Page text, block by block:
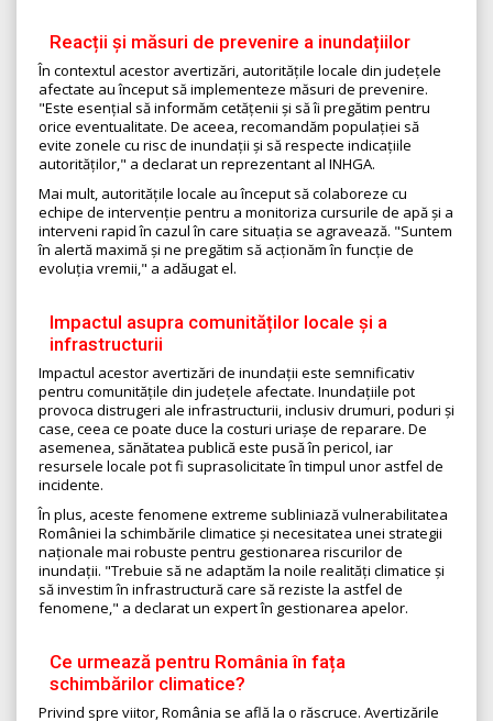
Reacții și măsuri de prevenire a inundațiilor
În contextul acestor avertizări, autoritățile locale din județele
afectate au început să implementeze măsuri de prevenire.
"Este esențial să informăm cetățenii și să îi pregătim pentru
orice eventualitate. De aceea, recomandăm populației să
evite zonele cu risc de inundații și să respecte indicațiile
autorităților," a declarat un reprezentant al INHGA.
Mai mult, autoritățile locale au început să colaboreze cu
echipe de intervenție pentru a monitoriza cursurile de apă și a
interveni rapid în cazul în care situația se agravează. "Suntem
în alertă maximă și ne pregătim să acționăm în funcție de
evoluția vremii," a adăugat el.
Impactul asupra comunităților locale și a
infrastructurii
Impactul acestor avertizări de inundații este semnificativ
pentru comunitățile din județele afectate. Inundațiile pot
provoca distrugeri ale infrastructurii, inclusiv drumuri, poduri și
case, ceea ce poate duce la costuri uriașe de reparare. De
asemenea, sănătatea publică este pusă în pericol, iar
resursele locale pot fi suprasolicitate în timpul unor astfel de
incidente.
În plus, aceste fenomene extreme subliniază vulnerabilitatea
României la schimbările climatice și necesitatea unei strategii
naționale mai robuste pentru gestionarea riscurilor de
inundații. "Trebuie să ne adaptăm la noile realități climatice și
să investim în infrastructură care să reziste la astfel de
fenomene," a declarat un expert în gestionarea apelor.
Ce urmează pentru România în fața
schimbărilor climatice?
Privind spre viitor, România se află la o răscruce. Avertizările